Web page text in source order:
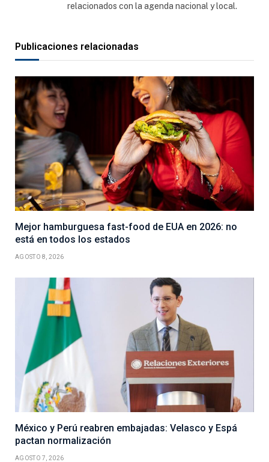
relacionados con la agenda nacional y local.
Publicaciones relacionadas
Mejor hamburguesa fast-food de EUA en 2026: no
está en todos los estados
AGOSTO 8, 2026
México y Perú reabren embajadas: Velasco y Espá
pactan normalización
AGOSTO 7, 2026